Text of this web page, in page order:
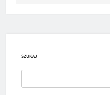
SZUKAJ